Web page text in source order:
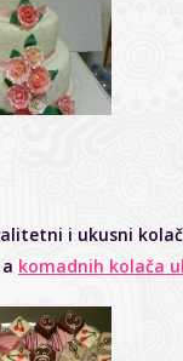
i ukusni
a komadnih kolača